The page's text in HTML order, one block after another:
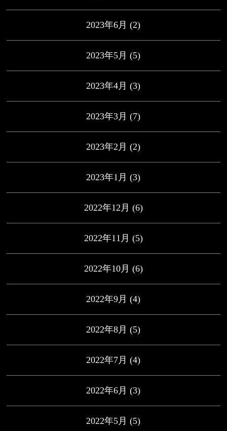
2023年6月 (2)
2023年5月 (5)
2023年4月 (3)
2023年3月 (7)
2023年2月 (2)
2023年1月 (3)
2022年12月 (6)
2022年11月 (5)
2022年10月 (6)
2022年9月 (4)
2022年8月 (5)
2022年7月 (4)
2022年6月 (3)
2022年5月 (5)